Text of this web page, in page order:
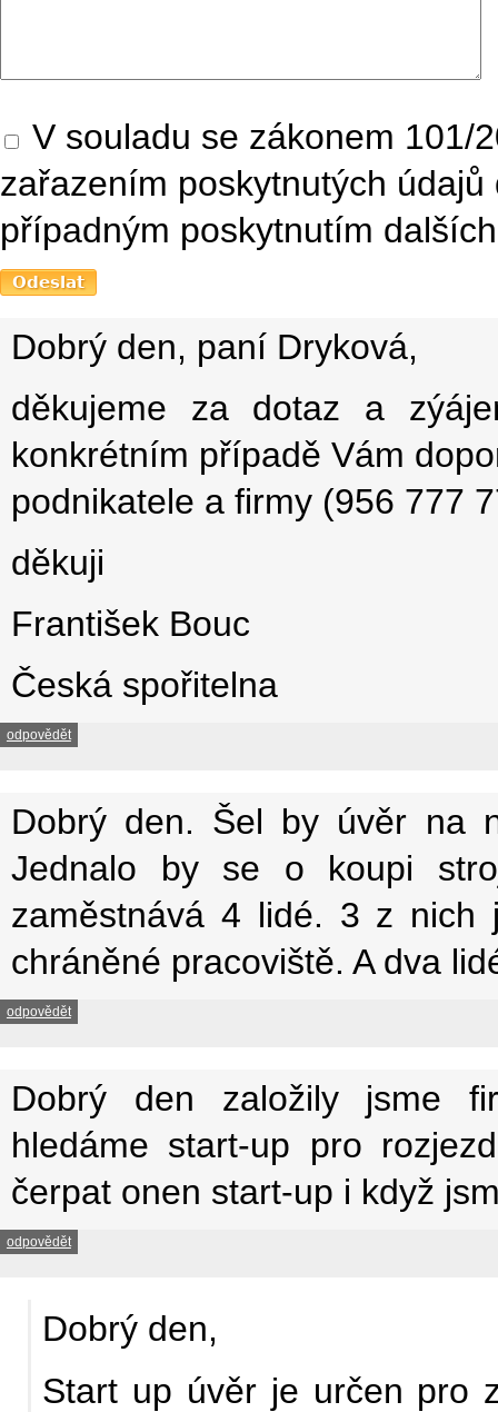
V souladu se zákonem 101/
zařazením poskytnutých
případným poskytnutím
Dobrý den, paní Dryková,
děkujeme za dotaz a
konkrétním případě Vám
podnikatele a firmy (956 777
děkuji
František Bouc
Česká spořitelna
odpovědět
Dobrý den. Šel by úvěr na
Jednalo by se o koupi
zaměstnává 4 lidé. 3 z nich
chráněné pracoviště. A dva
odpovědět
Dobrý den založily jsme
hledáme start-up pro
čerpat onen start-up i když
odpovědět
Dobrý den,
Start up úvěr je určen pro